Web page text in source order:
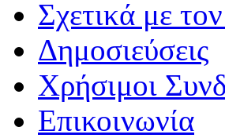
Σχετικά με
Δημοσιεύσεις
Χρήσιμοι
Επικοινωνία